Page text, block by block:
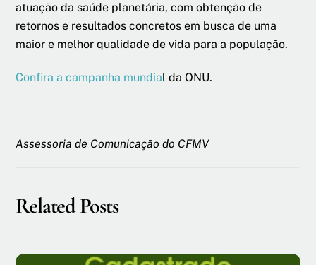
atuação da saúde planetária, com obtenção de
retornos e resultados concretos em busca de uma
maior e melhor qualidade de vida para a população.
Confira a campanha mundial da ONU.
Assessoria de Comunicação do CFMV
Related Posts